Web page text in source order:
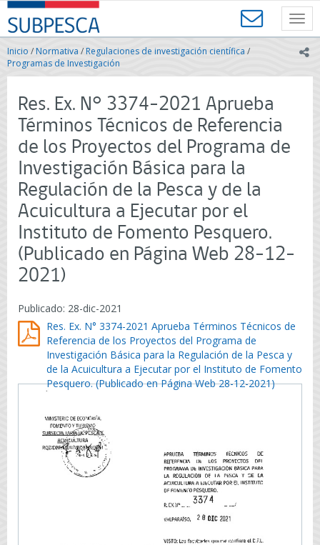
Contenido
principal
SUBPESCA
-
Subsecretaría
de
Pesca
Acuicultura
-
Gobierno
de
Chile
Inicio /Normativa / Regulaciones de investigación científica /
Programas de Investigación
Res. Ex. N° 3374-2021 Aprueba
Términos Técnicos de Referencia
de los Proyectos del Programa de
Investigación Básica para la
Regulación de la Pesca y de la
Acuicultura a Ejecutar por el
Instituto de Fomento Pesquero.
(Publicado en Página Web 28-12-
2021)
Publicado: 28-dic-2021
Res. Ex. N° 3374-2021 Aprueba Términos Técnicos de
Referencia de los Proyectos del Programa de
Investigación Básica para la Regulación de la Pesca y
de la Acuicultura a Ejecutar por el Instituto de Fomento
Pesquero. (Publicado en Página Web 28-12-2021)